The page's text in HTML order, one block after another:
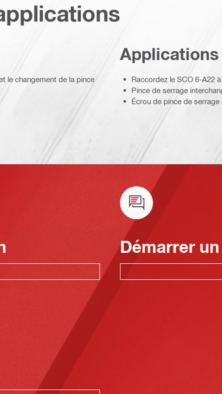
le changement de la pince
Applications
Raccordez le SCO 6-A22
Pince de serrage
Écrou de pince de serrage
Démarrer